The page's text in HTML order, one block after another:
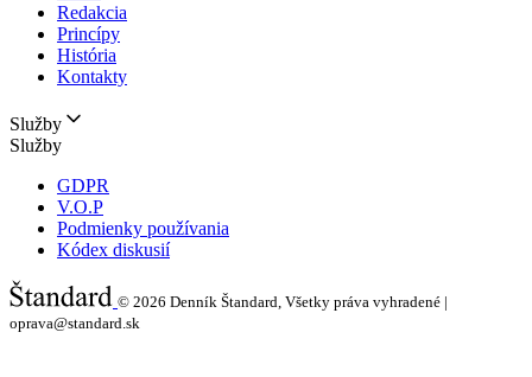
Redakcia
Princípy
História
Kontakty
Služby
Služby
GDPR
V.O.P
Podmienky používania
Kódex diskusií
© 2026 Denník Štandard, Všetky práva vyhradené |
oprava@standard.sk